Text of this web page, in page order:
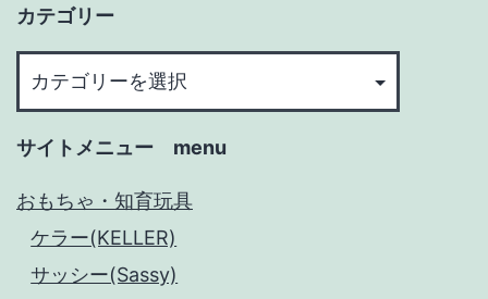
カテゴリー
リ
ー
サイトメニュー menu
おもちゃ・知育玩具
ケラー(KELLER)
サッシー(Sassy)